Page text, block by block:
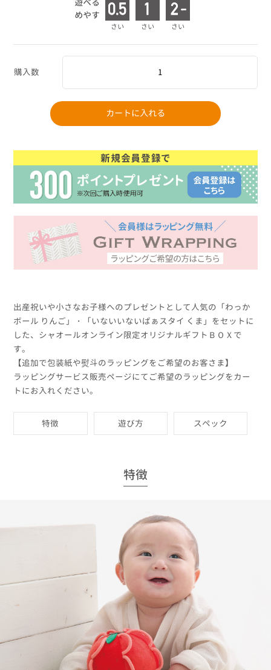
購入数
出産祝いや小さなお子様へのプレゼントとして人気の「わっか
ボール りんご」・「いないいないばぁスタイ くま」をセットに
した、シャオールオンライン限定オリジナルギフトＢＯＸで
す。
【追加で包装紙や熨斗のラッピングをご希望のお客さま】
ラッピングサービス販売ページにてご希望のラッピングをカー
トにお入れください。
特徴 遊び方 スペック
特徴